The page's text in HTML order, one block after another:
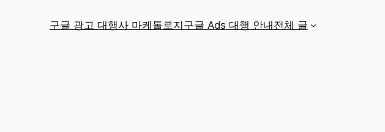
구글 광고 대행사 마케톨로지 구글 Ads 대행 안내 전체 글